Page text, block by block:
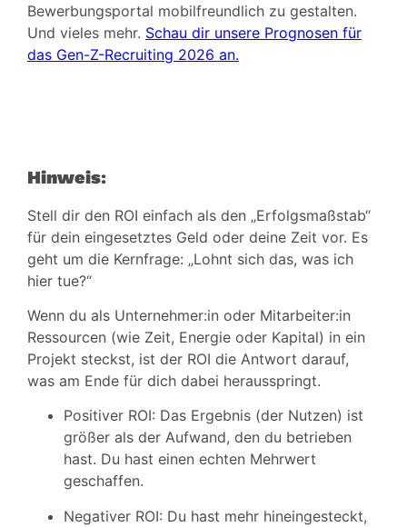
Bewerbungsportal mobilfreundlich zu gestalten.
Und vieles mehr. Schau dir unsere Prognosen für
das Gen-Z-Recruiting 2026 an.
Hinweis:
Stell dir den ROI einfach als den „Erfolgsmaßstab“
für dein eingesetztes Geld oder deine Zeit vor. Es
geht um die Kernfrage: „Lohnt sich das, was ich
hier tue?“
Wenn du als Unternehmer:in oder Mitarbeiter:in
Ressourcen (wie Zeit, Energie oder Kapital) in ein
Projekt steckst, ist der ROI die Antwort darauf,
was am Ende für dich dabei herausspringt.
Positiver ROI: Das Ergebnis (der Nutzen) ist
größer als der Aufwand, den du betrieben
hast. Du hast einen echten Mehrwert
geschaffen.
Negativer ROI: Du hast mehr hineingesteckt,